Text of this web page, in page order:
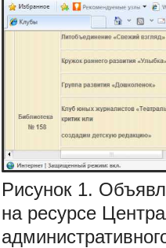
Рисунок 1.
на ресурсе